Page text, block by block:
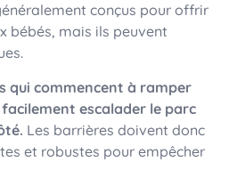
conçus pour offrir
bébés, mais ils peuvent
qui commencent à ramper
escalader le parc
Les barrières doivent donc
et robustes pour empêcher